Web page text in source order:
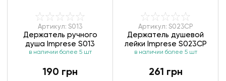
Артикул: S013
Держатель ручного
душа Imprese S013
в наличии более 5 шт
190 грн
Артикул: S023CP
Держатель душевой
лейки Imprese S023CP
в наличии более 5 шт
261 грн